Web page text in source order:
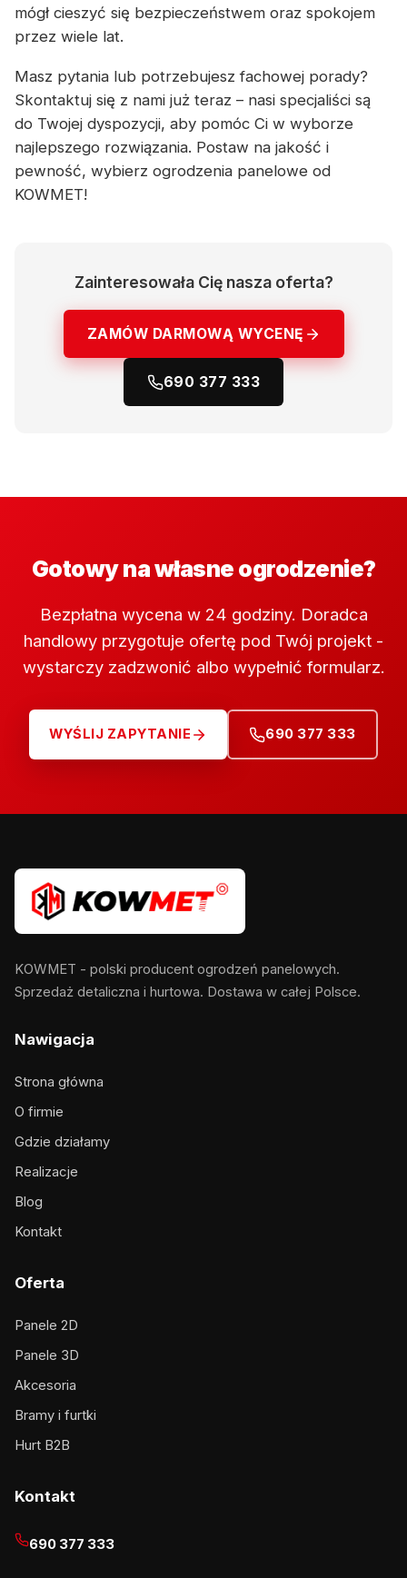
mógł cieszyć się bezpieczeństwem oraz spokojem
przez wiele lat.
Masz pytania lub potrzebujesz fachowej porady?
Skontaktuj się z nami już teraz – nasi specjaliści są
do Twojej dyspozycji, aby pomóc Ci w wyborze
najlepszego rozwiązania. Postaw na jakość i
pewność, wybierz ogrodzenia panelowe od
KOWMET!
Zainteresowała Cię nasza oferta?
ZAMÓW DARMOWĄ WYCENĘ
690 377 333
Gotowy na własne ogrodzenie?
Bezpłatna wycena w 24 godziny. Doradca
handlowy przygotuje ofertę pod Twój projekt -
wystarczy zadzwonić albo wypełnić formularz.
WYŚLIJ ZAPYTANIE 690 377 333
KOWMET - polski producent ogrodzeń panelowych.
Sprzedaż detaliczna i hurtowa. Dostawa w całej Polsce.
Nawigacja
Strona główna
O firmie
Gdzie działamy
Realizacje
Blog
Kontakt
Oferta
Panele 2D
Panele 3D
Akcesoria
Bramy i furtki
Hurt B2B
Kontakt
690 377 333